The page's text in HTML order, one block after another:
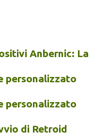
Anbernic: La
personalizzato
personalizzato
di Retroid